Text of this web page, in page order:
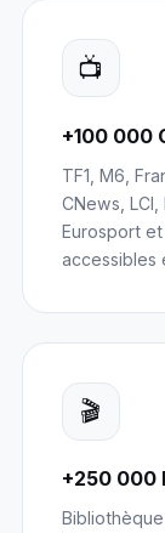
📺
+100 000
TF1, M6,
CNews, LCI,
Eurosport
accessibles
🎬
+250 000